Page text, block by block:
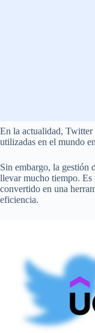
En la actualidad, Twitter
utilizadas en el mundo
Sin embargo, la gestión
llevar mucho tiempo. Es
convertido en una
eficiencia.